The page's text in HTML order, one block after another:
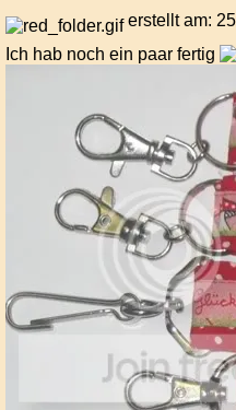
erstellt am:
Ich hab noch ein paar fertig